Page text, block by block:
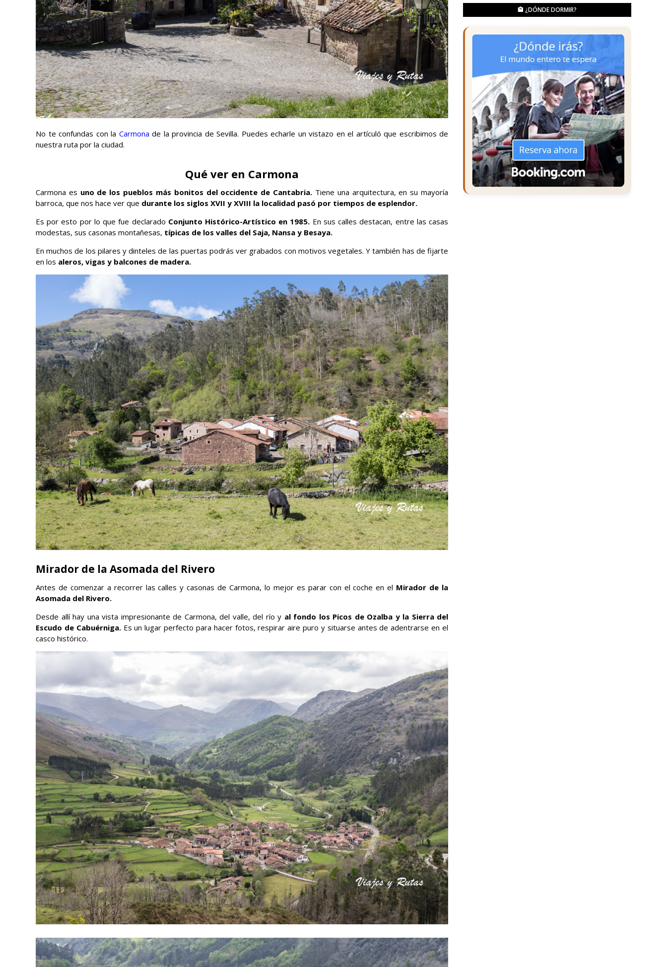
No te confundas con la Carmona de la provincia de Sevilla. Puedes echarle un vistazo en el artículó que escribimos de
nuestra ruta por la ciudad.
Qué ver en Carmona
Carmona es uno de los pueblos más bonitos del occidente de Cantabria. Tiene una arquitectura, en su mayoría
barroca, que nos hace ver que durante los siglos XVII y XVIII la localidad pasó por tiempos de esplendor.
Es por esto por lo que fue declarado Conjunto Histórico-Artístico en 1985. En sus calles destacan, entre las casas
modestas, sus casonas montañesas, típicas de los valles del Saja, Nansa y Besaya.
En muchos de los pilares y dinteles de las puertas podrás ver grabados con motivos vegetales. Y también has de fijarte
en los aleros, vigas y balcones de madera.
Mirador de la Asomada del Rivero
Antes de comenzar a recorrer las calles y casonas de Carmona, lo mejor es parar con el coche en el Mirador de la
Asomada del Rivero.
Desde allí hay una vista impresionante de Carmona, del valle, del río y al fondo los Picos de Ozalba y la Sierra del
Escudo de Cabuérniga. Es un lugar perfecto para hacer fotos, respirar aire puro y situarse antes de adentrarse en el
casco histórico.
🏨 ¿DÓNDE DORMIR?